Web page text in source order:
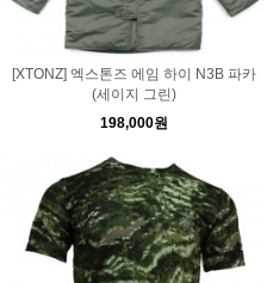
[XTONZ] 엑스톤즈 에임 하이 N3B 파카
(세이지 그린)
198,000원